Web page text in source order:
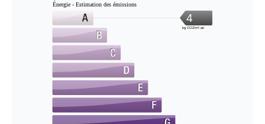
Énergie - Estimation des émissions
4
kg CO2/m².an